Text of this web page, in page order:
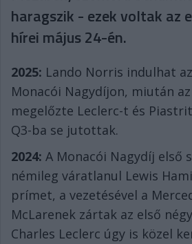
haragszik - ezek voltak az
hírei május 24-én.
2025: Lando Norris indulhat
Monacói Nagydíjon, miután
megelőzte Leclerc-t és
Q3-ba se jutottak.
2024: A Monacói Nagydíj első
némileg váratlanul Lewis
prímet, a vezetésével a
McLarenek zártak az első
Charles Leclerc úgy is közel